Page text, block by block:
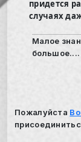
придется
случаях
Малое
большое....
Пожалуйста